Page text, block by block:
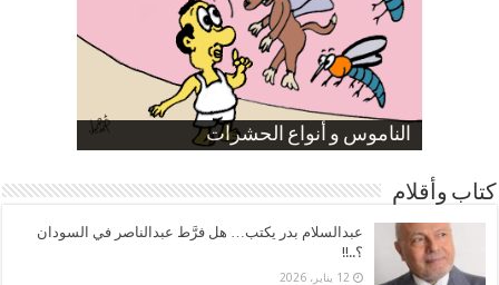
الناموس و أنواع الحشرات
الموظفين بعد ارتفاع الأسعار
ارتفاع نسبة الطلاق في مصر
صورة كاركاتيرية
صورة كاركاتيرية
كتاب وأقلام
عبدالسلام بدر يكتب… هل فرَّط عبدالناصر في السودان
؟..!!
12 يناير، 2026